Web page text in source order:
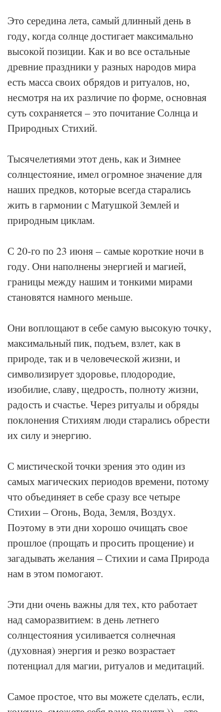
Это середина лета, самый длинный день в
году, когда солнце достигает максимально
высокой позиции. Как и во все остальные
древние праздники у разных народов мира
есть масса своих обрядов и ритуалов, но,
несмотря на их различие по форме, основная
суть сохраняется – это почитание Солнца и
Природных Стихий.
Тысячелетиями этот день, как и Зимнее
солнцестояние, имел огромное значение для
наших предков, которые всегда старались
жить в гармонии с Матушкой Землей и
природным циклам.
С 20-го по 23 июня – самые короткие ночи в
году. Они наполнены энергией и магией,
границы между нашим и тонкими мирами
становятся намного меньше.
Они воплощают в себе самую высокую точку,
максимальный пик, подъем, взлет, как в
природе, так и в человеческой жизни, и
символизирует здоровье, плодородие,
изобилие, славу, щедрость, полноту жизни,
радость и счастье. Через ритуалы и обряды
поклонения Стихиям люди старались обрести
их силу и энергию.
С мистической точки зрения это один из
самых магических периодов времени, потому
что объединяет в себе сразу все четыре
Стихии – Огонь, Вода, Земля, Воздух.
Поэтому в эти дни хорошо очищать свое
прошлое (прощать и просить прощение) и
загадывать желания – Стихии и сама Природа
нам в этом помогают.
Эти дни очень важны для тех, кто работает
над саморазвитием: в день летнего
солнцестояния усиливается солнечная
(духовная) энергия и резко возрастает
потенциал для магии, ритуалов и медитаций.
Самое простое, что вы можете сделать, если,